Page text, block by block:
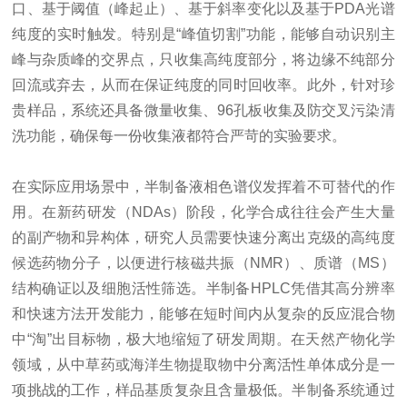
口、基于阈值（峰起止）、基于斜率变化以及基于PDA光谱
纯度的实时触发。特别是“峰值切割”功能，能够自动识别主
峰与杂质峰的交界点，只收集高纯度部分，将边缘不纯部分
回流或弃去，从而在保证纯度的同时回收率。此外，针对珍
贵样品，系统还具备微量收集、96孔板收集及防交叉污染清
洗功能，确保每一份收集液都符合严苛的实验要求。
在实际应用场景中，半制备液相色谱仪发挥着不可替代的作
用。在新药研发（NDAs）阶段，化学合成往往会产生大量
的副产物和异构体，研究人员需要快速分离出克级的高纯度
候选药物分子，以便进行核磁共振（NMR）、质谱（MS）
结构确证以及细胞活性筛选。半制备HPLC凭借其高分辨率
和快速方法开发能力，能够在短时间内从复杂的反应混合物
中“淘”出目标物，极大地缩短了研发周期。在天然产物化学
领域，从中草药或海洋生物提取物中分离活性单体成分是一
项挑战的工作，样品基质复杂且含量极低。半制备系统通过